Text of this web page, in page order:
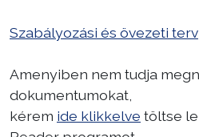
Szabályozási és övezeti terv
Amenyiben nem tudja
dokumentumokat,
kérem ide klikkelve töltse